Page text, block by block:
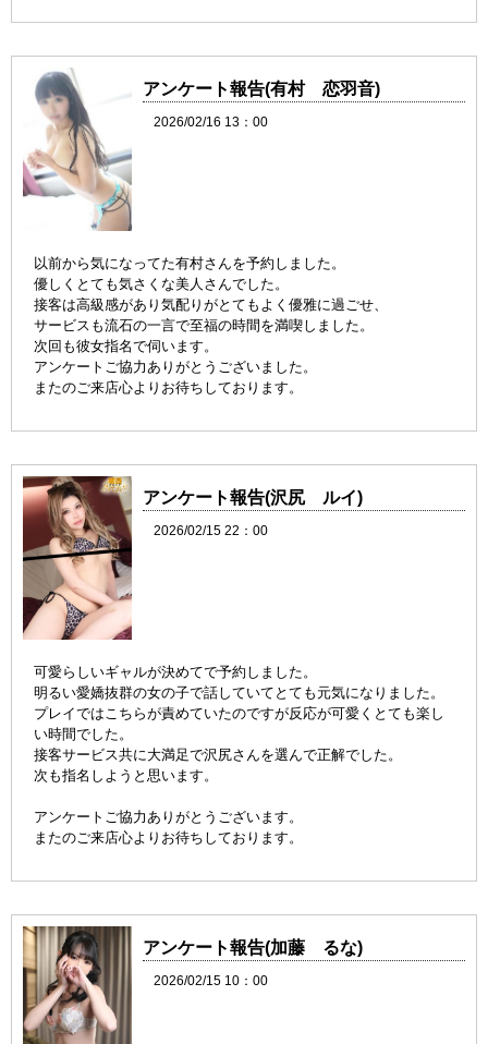
アンケート報告(有村 恋羽音)
2026/02/16 13：00
以前から気になってた有村さんを予約しました。
優しくとても気さくな美人さんでした。
接客は高級感があり気配りがとてもよく優雅に過ごせ、
サービスも流石の一言で至福の時間を満喫しました。
次回も彼女指名で伺います。
アンケートご協力ありがとうございました。
またのご来店心よりお待ちしております。
アンケート報告(沢尻 ルイ)
2026/02/15 22：00
可愛らしいギャルが決めてで予約しました。
明るい愛嬌抜群の女の子で話していてとても元気になりました。
プレイではこちらが責めていたのですが反応が可愛くとても楽し
い時間でした。
接客サービス共に大満足で沢尻さんを選んで正解でした。
次も指名しようと思います。
アンケートご協力ありがとうございます。
またのご来店心よりお待ちしております。
アンケート報告(加藤 るな)
2026/02/15 10：00